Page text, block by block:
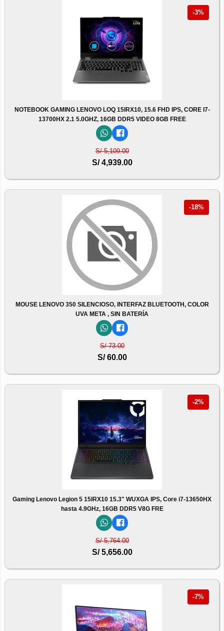
-3%
NOTEBOOK GAMING LENOVO LOQ 15IRX10, 15.6 FHD IPS, CORE I7-
13700HX 2.1 5.0GHZ, 16GB DDR5 VIDEO 8GB FREE
S/ 5,109.00
S/ 4,939.00
-18%
MOUSE LENOVO 350 SILENCIOSO, INTERFAZ BLUETOOTH, COLOR
UVA META , SIN BATERÍA
S/ 73.00
S/ 60.00
-2%
Gaming Lenovo Legion 5 15IRX10 15.3" WUXGA IPS, Core i7-13650HX
hasta 4.9GHz, 16GB DDR5 V8G FRE
S/ 5,764.00
S/ 5,656.00
-7%